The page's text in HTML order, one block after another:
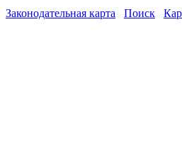
Законодательная карта Поиск